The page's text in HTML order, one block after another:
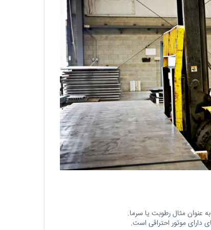
عنوان مثال رطوبت یا سرما.
دارای موتور احتراقی است.